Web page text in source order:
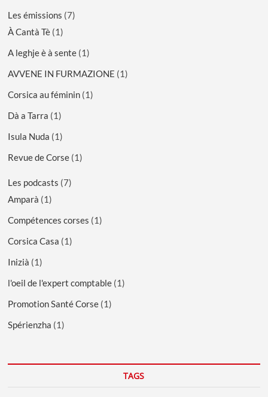
Les émissions (7)
À Cantà Tè (1)
A leghje è à sente (1)
AVVENE IN FURMAZIONE (1)
Corsica au féminin (1)
Dà a Tarra (1)
Isula Nuda (1)
Revue de Corse (1)
Les podcasts (7)
Amparà (1)
Compétences corses (1)
Corsica Casa (1)
Inizià (1)
l'oeil de l'expert comptable (1)
Promotion Santé Corse (1)
Spérienzha (1)
TAGS